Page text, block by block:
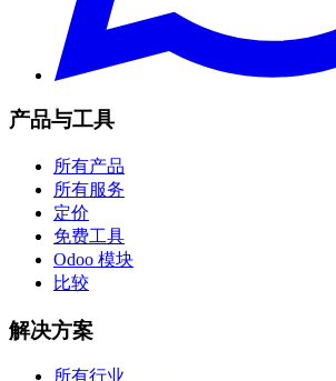
产品与工具
所有产品
所有服务
定价
免费工具
Odoo 模块
比较
解决方案
所有行业